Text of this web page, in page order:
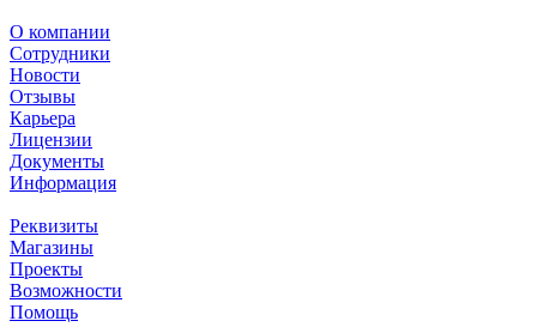
О компании
Сотрудники
Новости
Отзывы
Карьера
Лицензии
Документы
Информация
Реквизиты
Магазины
Проекты
Возможности
Помощь